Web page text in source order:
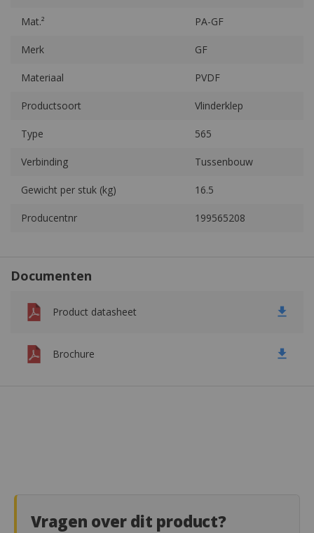
Mat.² PA-GF
Merk GF
Materiaal PVDF
Productsoort Vlinderklep
Type 565
Verbinding Tussenbouw
Gewicht per stuk (kg) 16.5
Producentnr 199565208
Documenten
Product datasheet
Brochure
Vragen over dit product?